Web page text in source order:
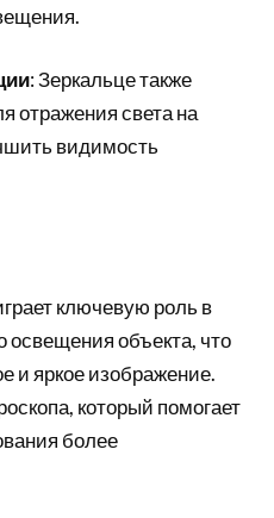
: Зеркальце также
отражения света на
видимость
ключевую роль в
освещения объекта, что
и яркое изображение.
который помогает
более